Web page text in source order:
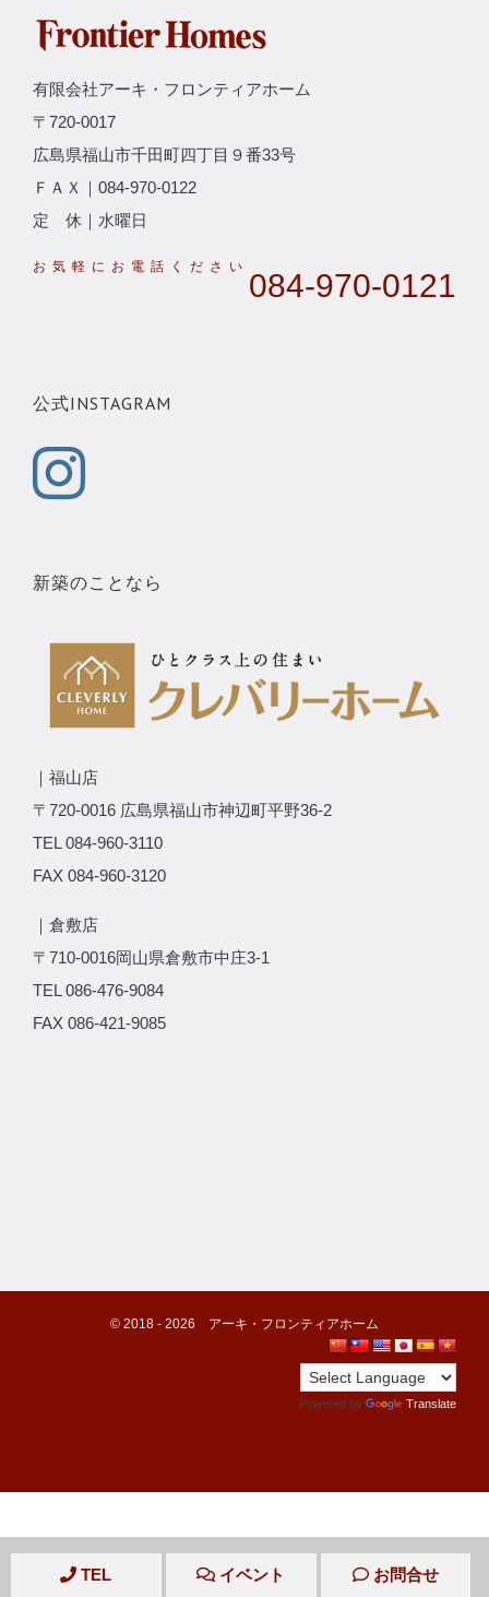
有限会社アーキ・フロンティアホーム
〒720-0017
広島県福山市千田町四丁目９番33号
ＦＡＸ｜084-970-0122
定 休｜水曜日
084-970-0121
公式INSTAGRAM
新築のことなら
｜福山店
〒720-0016 広島県福山市神辺町平野36-2
TEL 084-960-3110
FAX 084-960-3120
｜倉敷店
〒710-0016岡山県倉敷市中庄3-1
TEL 086-476-9084
FAX 086-421-9085
©️ 2018 - 2026 アーキ・フロンティアホーム
Powered by Translate
TEL イベント お問合せ